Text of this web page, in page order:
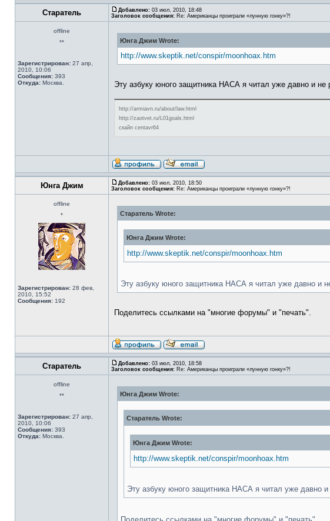
Старатель Добавлено: 03 июл, 2010, 18:48
Заголовок сообщения: Re: Американцы проиграли «лунную гонку»?!
offline
**
Зарегистрирован: 27 апр,
2010, 10:06
Сообщения: 393
Откуда: Москва.
Юнга Джим Wrote:
http://www.skeptik.net/conspir/moonhoax.htm
Эту азбуку юного защитника НАСА я читал уже давно и
http://armiavn.ru/about/law.html
http://zaotvet.ru/L01goals.html
скайп centavr64
Юнга Джим Добавлено: 03 июл, 2010, 18:50
Заголовок сообщения: Re: Американцы проиграли «лунную гонку»?!
offline
*
Зарегистрирован: 28 фев,
2010, 15:52
Сообщения: 192
Старатель Wrote:
Юнга Джим Wrote:
http://www.skeptik.net/conspir/moonhoax.htm
Эту азбуку юного защитника НАСА я читал уже давно и
Поделитесь ссылками на "многие форумы" и "печать".
Старатель Добавлено: 03 июл, 2010, 18:58
Заголовок сообщения: Re: Американцы проиграли «лунную гонку»?!
offline
**
Зарегистрирован: 27 апр,
2010, 10:06
Сообщения: 393
Откуда: Москва.
Юнга Джим Wrote:
Старатель Wrote:
Юнга Джим Wrote:
http://www.skeptik.net/conspir/moonhoax.htm
Эту азбуку юного защитника НАСА я читал уже давно